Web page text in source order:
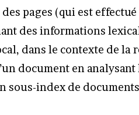
pages (qui est effectué
des informations
dans le contexte de la
document en analysant
sous-index de documents